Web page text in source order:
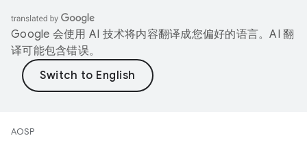
Google 会使用 AI 技术将内容翻译成您偏好的语言。AI 翻
译可能包含错误。
AOSP